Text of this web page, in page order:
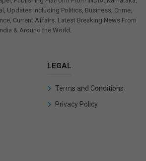
Updates including Politics, Business, Crime,
Current Affairs. Latest Breaking News From
& Around the World.
LEGAL
Terms and Conditions
Privacy Policy